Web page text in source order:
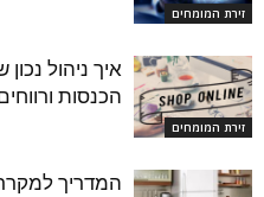
זירת המומחים
זירת המומחים
איך ניהול
הכנסות
המדריך